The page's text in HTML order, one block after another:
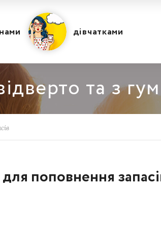
дівчатками
та з
поповнення